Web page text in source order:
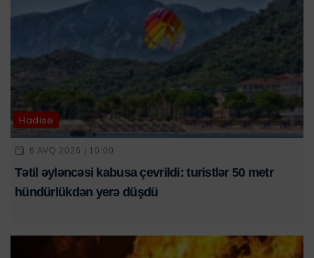
Hadisə
6 AVQ 2026 | 10:00
Tətil əyləncəsi kabusa çevrildi: turistlər 50 metr
hündürlükdən yerə düşdü